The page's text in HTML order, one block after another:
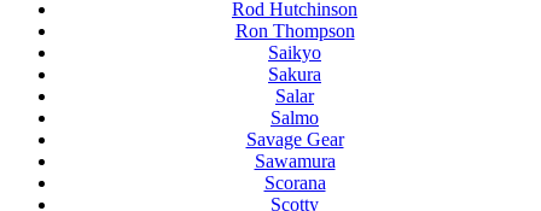
Rod Hutchinson
Ron Thompson
Saikyo
Sakura
Salar
Salmo
Savage Gear
Sawamura
Scorana
Scotty